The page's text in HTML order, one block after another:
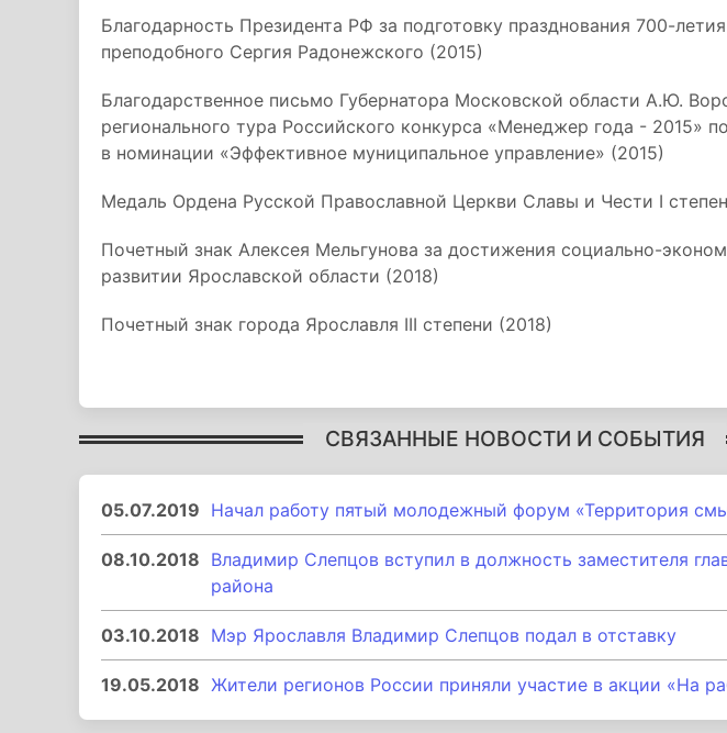
Благодарность Президента РФ за подготовку празднования 700-
преподобного Сергия Радонежского (2015)
Благодарственное письмо Губернатора Московской области А.Ю.
регионального тура Российского конкурса «Менеджер года - 2015»
в номинации «Эффективное муниципальное управление» (2015)
Медаль Ордена Русской Православной Церкви Славы и Чести I
Почетный знак Алексея Мельгунова за достижения социально-
развитии Ярославской области (2018)
Почетный знак города Ярославля III степени (2018)
СВЯЗАННЫЕ НОВОСТИ И СОБЫТИЯ
05.07.2019 Начал работу пятый молодежный форум «Территория
08.10.2018 Владимир Слепцов вступил в должность заместителя
района
03.10.2018 Мэр Ярославля Владимир Слепцов подал в отставку
19.05.2018 Жители регионов России приняли участие в акции «На